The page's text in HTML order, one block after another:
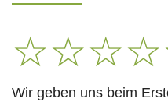
☆☆☆☆
Wir geben uns beim